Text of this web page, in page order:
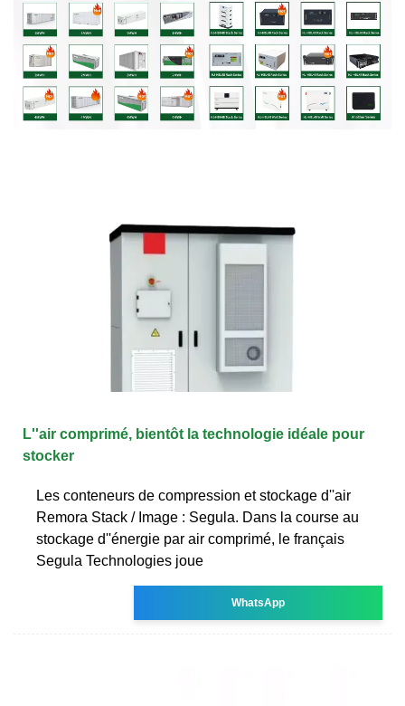
L''air comprimé, bientôt la technologie idéale pour
stocker
Les conteneurs de compression et stockage d''air
Remora Stack / Image : Segula. Dans la course au
stockage d''énergie par air comprimé, le français
Segula Technologies joue
WhatsApp